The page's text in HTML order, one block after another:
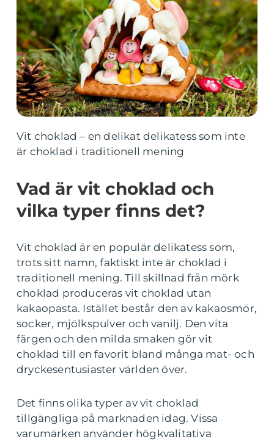
Vit choklad – en delikat delikatess som inte
är choklad i traditionell mening
Vad är vit choklad och
vilka typer finns det?
Vit choklad är en populär delikatess som,
trots sitt namn, faktiskt inte är choklad i
traditionell mening. Till skillnad från mörk
choklad produceras vit choklad utan
kakaopasta. Istället består den av kakaosmör,
socker, mjölkspulver och vanilj. Den vita
färgen och den milda smaken gör vit
choklad till en favorit bland många mat- och
dryckesentusiaster världen över.
Det finns olika typer av vit choklad
tillgängliga på marknaden idag. Vissa
varumärken använder högkvalitativa